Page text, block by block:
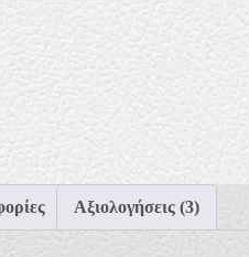
Αξιολογήσεις (3)